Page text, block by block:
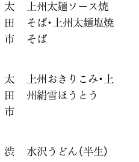
太
田
市
上州太麺ソース焼
そば・上州太麺塩焼
そば
太
田
市
上州おきりこみ・上
州絹雪ほうとう
渋
水沢うどん（半生）